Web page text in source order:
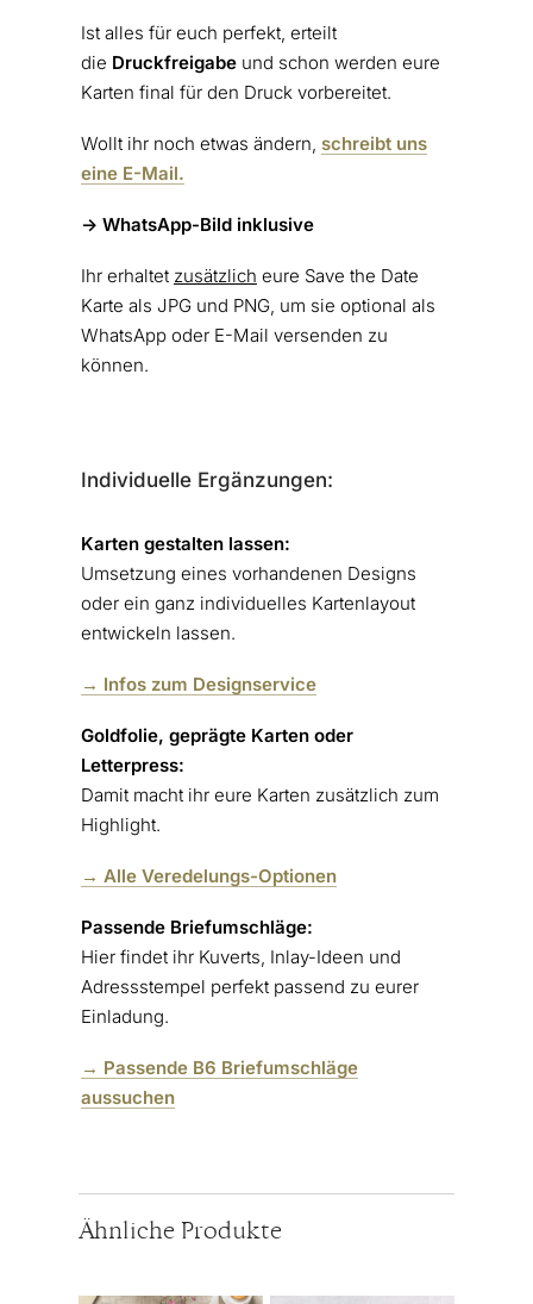
Ist alles für euch perfekt, erteilt
die Druckfreigabeund schon werden eure
Karten final für den Druck vorbereitet.
Wollt ihr noch etwas ändern, schreibt uns
eine E-Mail.
-> WhatsApp-Bild inklusive
Ihr erhaltet zusätzlich eure Save the Date
Karte als JPG und PNG, um sie optional als
WhatsApp oder E-Mail versenden zu
können.
Individuelle Ergänzungen:
Karten gestalten lassen:
Umsetzung eines vorhandenen Designs
oder ein ganz individuelles Kartenlayout
entwickeln lassen.
→ Infos zum Designservice
Goldfolie, geprägte Karten oder
Letterpress:
Damit macht ihr eure Karten zusätzlich zum
Highlight.
→ Alle Veredelungs-Optionen
Passende Briefumschläge:
Hier findet ihr Kuverts, Inlay-Ideen und
Adressstempel perfekt passend zu eurer
Einladung.
→ Passende B6 Briefumschläge
aussuchen
Ähnliche Produkte